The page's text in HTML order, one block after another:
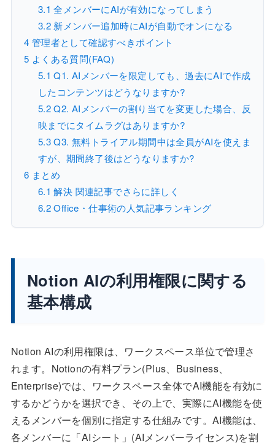
3.1 全メンバーにAIが有効になってしまう
3.2新メンバー追加時にAIが自動でオンになる
4 管理者として確認すべきポイント
5 よくある質問(FAQ)
5.1 Q1. AIメンバーを限定しても、過去にAIで作成
したコンテンツはどうなりますか?
5.2Q2. AIメンバーの割り当てを変更した場合、反
映までにタイムラグはありますか?
5.3Q3. 無料トライアル期間中は全員がAIを使えま
すが、期間終了後はどうなりますか?
6 まとめ
6.1 解決 関連記事でさらに詳しく
6.2Office・仕事術の人気記事ランキング
Notion AIの利用権限に関する
基本構成
Notion AIの利用権限は、ワークスペース単位で管理さ
れます。Notionの有料プラン(Plus、Business、
Enterprise)では、ワークスペース全体でAI機能を有効に
するかどうかを選択でき、その上で、実際にAI機能を使
えるメンバーを個別に指定する仕組みです。AI機能は、
各メンバーに「AIシート」(AIメンバーライセンス)を割